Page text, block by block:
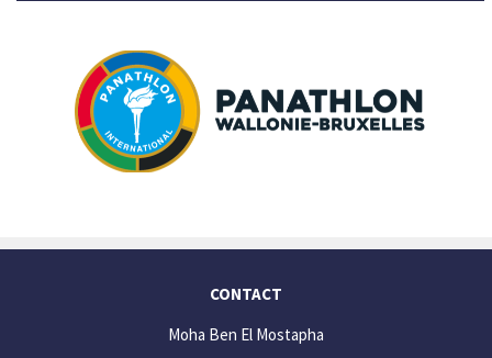
CONTACT
Moha Ben El Mostapha